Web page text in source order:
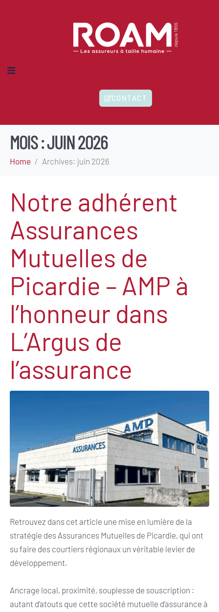
CONTACT
MOIS :JUIN 2026
Home Archives: juin 2026
Notre adhérent
Assurances
Mutuelles de
Picardie – AMP à
l’honneur dans
L’Argus de
l’assurance
Retrouvez dans cet article une mise en lumière de la
stratégie des Assurances Mutuelles de Picardie, qui ont
su faire des courtiers régionaux un véritable levier de
développement.
Ancrage local, proximité, souplesse de souscription :
autant d’atouts que cette société mutuelle d’assurance à